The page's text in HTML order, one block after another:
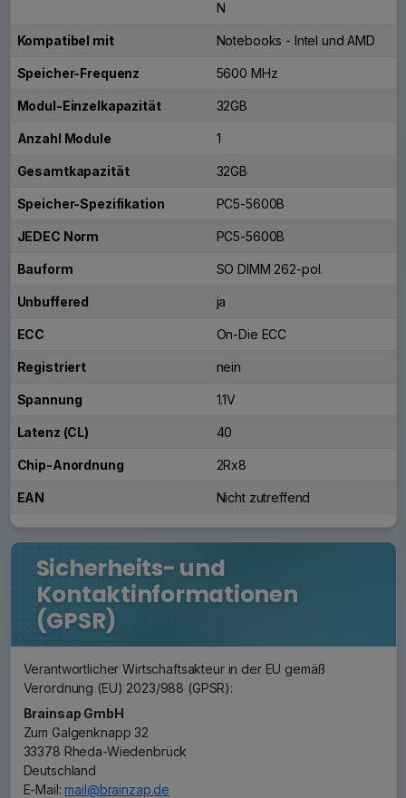
N
Kompatibel mit Notebooks - Intel und AMD
Speicher-Frequenz 5600 MHz
Modul-Einzelkapazität 32GB
Anzahl Module 1
Gesamtkapazität 32GB
Speicher-Spezifikation PC5-5600B
JEDEC Norm PC5-5600B
Bauform SO DIMM 262-pol.
Unbuffered ja
ECC On-Die ECC
Registriert nein
Spannung 1.1V
Latenz (CL) 40
Chip-Anordnung 2Rx8
EAN Nicht zutreffend
Sicherheits- und
Kontaktinformationen
(GPSR)
Verantwortlicher Wirtschaftsakteur in der EU gemäß
Verordnung (EU) 2023/988 (GPSR):
Brainsap GmbH
Zum Galgenknapp 32
33378 Rheda-Wiedenbrück
Deutschland
E-Mail:mail@brainzap.de